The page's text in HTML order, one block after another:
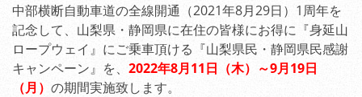
中部横断自動車道の全線開通（2021年8月29日）1周年を
記念して、山梨県・静岡県に在住の皆様にお得に『身延山
ロープウェイ』にご乗車頂ける『山梨県民・静岡県民感謝
キャンペーン』を、 2022年8月11日（木）～9月19日
（月） の期間実施致します。